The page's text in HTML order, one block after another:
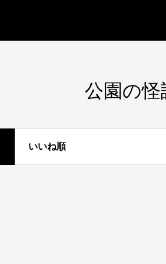
公園の怪
いいね順